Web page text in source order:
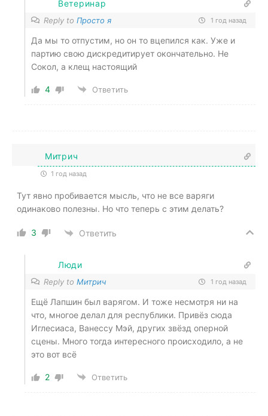
Ветеринар
Reply to Просто я 1 год назад
Да мы то отпустим, но он то вцепился как. Уже и
партию свою дискредитирует окончательно. Не
Сокол, а клещ настоящий
4 Ответить
Митрич
1 год назад
Тут явно пробивается мысль, что не все варяги
одинаково полезны. Но что теперь с этим делать?
3 Ответить
Люди
Reply to Митрич 1 год назад
Ещё Лапшин был варягом. И тоже несмотря ни на
что, многое делал для республики. Привёз сюда
Иглесиаса, Ванессу Мэй, других звёзд оперной
сцены. Много тогда интересного происходило, а не
это вот всё
2 Ответить